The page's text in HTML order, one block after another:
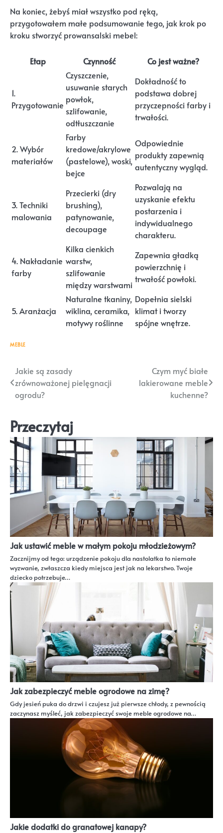
Na koniec, żebyś miał wszystko pod ręką,
przygotowałem małe podsumowanie tego, jak krok po
kroku stworzyć prowansalski mebel:
Etap Czynność Co jest ważne?
1.
Przygotowanie
Czyszczenie,
usuwanie starych
powłok,
szlifowanie,
odtłuszczanie
Dokładność to
podstawa dobrej
przyczepności farby i
trwałości.
2. Wybór
materiałów
Farby
kredowe/akrylowe
(pastelowe), woski,
bejce
Odpowiednie
produkty zapewnią
autentyczny wygląd.
3. Techniki
malowania
Przecierki (dry
brushing),
patynowanie,
decoupage
Pozwalają na
uzyskanie efektu
postarzenia i
indywidualnego
charakteru.
4. Nakładanie
farby
Kilka cienkich
warstw,
szlifowanie
między warstwami
Zapewnia gładką
powierzchnię i
trwałość powłoki.
5. Aranżacja
Naturalne tkaniny,
wiklina, ceramika,
motywy roślinne
Dopełnia sielski
klimat i tworzy
spójne wnętrze.
MEBLE
Nawigacja
wpisu
Jakie są zasady
zrównoważonej pielęgnacji
ogrodu?
Czym myć białe
lakierowane meble
kuchenne?
Przeczytaj
Jak ustawić meble w małym pokoju młodzieżowym?
Zacznijmy od tego: urządzenie pokoju dla nastolatka to niemałe
wyzwanie, zwłaszcza kiedy miejsca jest jak na lekarstwo. Twoje
dziecko potrzebuje…
Jak zabezpieczyć meble ogrodowe na zimę?
Gdy jesień puka do drzwi i czujesz już pierwsze chłody, z pewnością
zaczynasz myśleć, jak zabezpieczyć swoje meble ogrodowe na…
Jakie dodatki do granatowej kanapy?